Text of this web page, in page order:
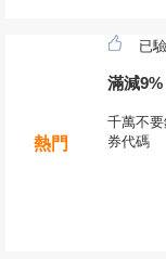
熱門
已
滿減
千萬不
券代碼